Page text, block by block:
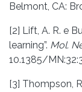
Belmont, CA:
[2] Lift, A. R. e
learning”. Mol.
10.1385/
[3] Thompson,